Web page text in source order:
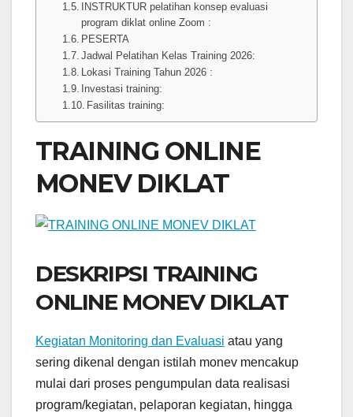
INSTRUKTUR pelatihan konsep evaluasi
program diklat online Zoom :
PESERTA
Jadwal Pelatihan Kelas Training 2026:
Lokasi Training Tahun 2026 :
Investasi training:
Fasilitas training:
TRAINING ONLINE
MONEV DIKLAT
DESKRIPSI TRAINING
ONLINE MONEV DIKLAT
Kegiatan Monitoring dan Evaluasi atau yang
sering dikenal dengan istilah monev mencakup
mulai dari proses pengumpulan data realisasi
program/kegiatan, pelaporan kegiatan, hingga